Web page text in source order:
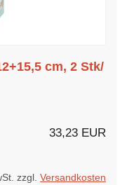
cm, 2 Stk/
33,23 EUR
zzgl. Versandkosten